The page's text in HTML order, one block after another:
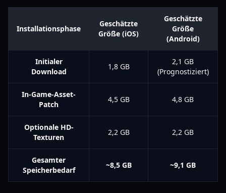
Installationsphase
Geschätzte
Größe (iOS)
Geschätzte
Größe
(Android)
Initialer
Download
1,8 GB
2,1 GB
(Prognostiziert)
In-Game-Asset-
Patch
4,5 GB 4,8 GB
Optionale HD-
Texturen
2,2 GB 2,2 GB
Gesamter
Speicherbedarf
~8,5 GB ~9,1 GB